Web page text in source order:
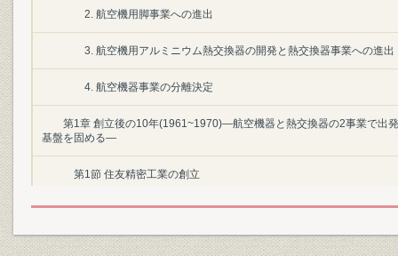
2. 航空機用脚事業への進出
3. 航空機用アルミニウム熱交換器の開発と熱交換器事業への進出
4. 航空機器事業の分離決定
第1章 創立後の10年(1961~1970)―航空機器と熱交換器の2事業で出
基盤を固める―
第1節 住友精密工業の創立
第2節 防衛力強化と航空機器事業の拡大
第3節 国内産業の成長と熱交換器市場発掘